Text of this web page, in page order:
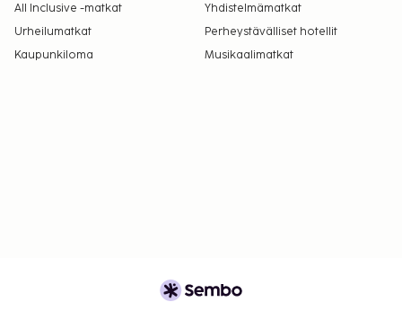
All Inclusive -matkat
Yhdistelmämatkat
Urheilumatkat
Perheystävälliset hotellit
Kaupunkiloma
Musikaalimatkat